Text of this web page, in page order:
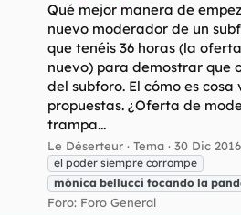
Qué mejor manera de
nuevo moderador de un
que tenéis 36 horas (la
nuevo) para demostrar que
del subforo. El cómo es
propuestas. ¿Oferta de
trampa...
Le Déserteur Tema 30 Dic 2016
el poder siempre corrompe
mónica bellucci tocando la
Foro: Foro General